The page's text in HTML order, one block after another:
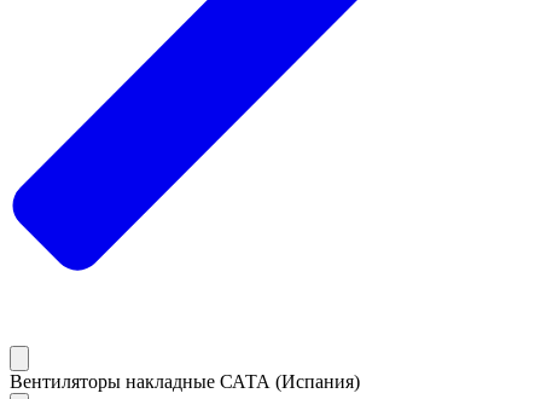
Вентиляторы накладные САТА (Испания)